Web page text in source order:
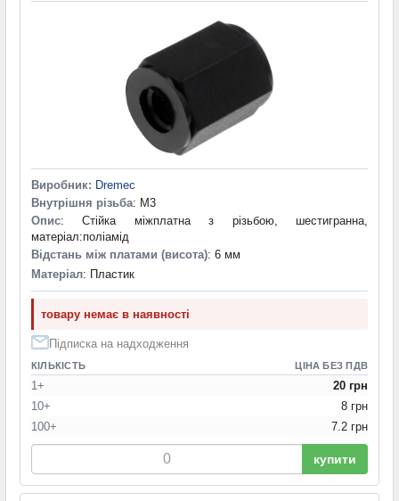
Виробник: Dremec
Внутрішня різьба: M3
Опис: Стійка міжплатна з різьбою, шестигранна,
матеріал:поліамід
Відстань між платами (висота): 6 мм
Матеріал: Пластик
товару немає в наявності
Підписка на надходження
КІЛЬКІСТЬ ЦІНА БЕЗ ПДВ
1+
20 грн
10+
8 грн
100+
7.2 грн
купити